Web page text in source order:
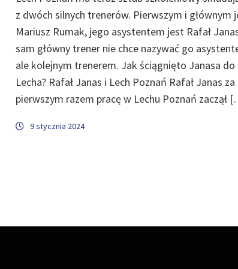
z dwóch silnych trenerów. Pierwszym i głównym
Mariusz Rumak, jego asystentem jest Rafał
sam główny trener nie chce nazywać go
ale kolejnym trenerem. Jak ściągnięto Janasa do
Lecha? Rafał Janas i Lech Poznań Rafał Janas za
pierwszym razem pracę w Lechu Poznań zaczął
9 stycznia 2024